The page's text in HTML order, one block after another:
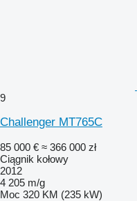
9
Challenger MT765C
85 000 € ≈ 366 000 zł
Ciągnik kołowy
2012
4 205 m/g
Moc 320 KM (235 kW)